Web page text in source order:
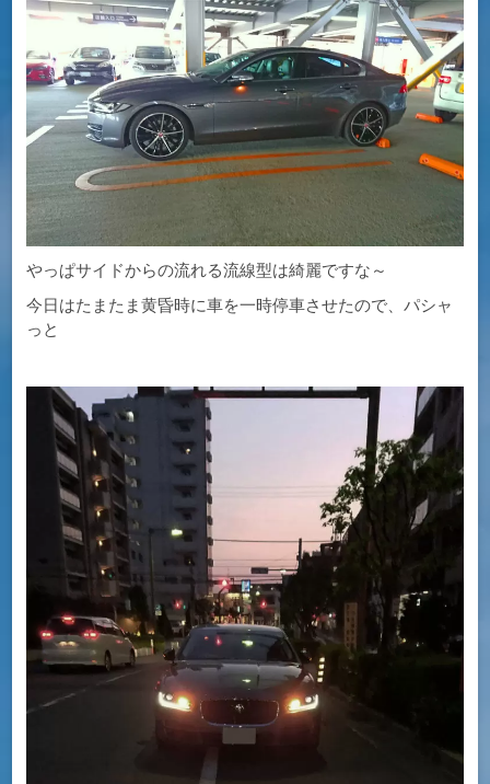
やっぱサイドからの流れる流線型は綺麗ですな～
今日はたまたま黄昏時に車を一時停車させたので、パシャ
っと